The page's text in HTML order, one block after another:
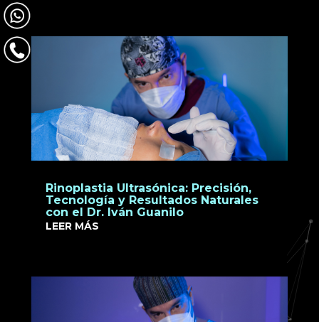
Rinoplastia Ultrasónica: Precisión,
Tecnología y Resultados Naturales
con el Dr. Iván Guanilo
LEER MÁS